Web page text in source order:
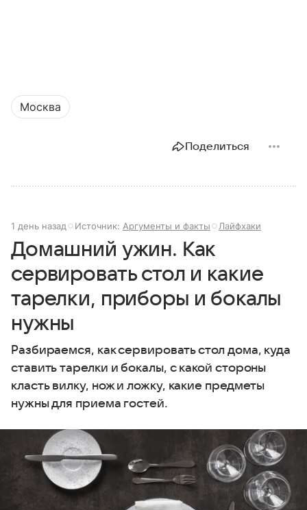
Москва
Поделиться
1 день назад Источник: Аргументы и факты Лайфхаки
Домашний ужин. Как
сервировать стол и какие
тарелки, приборы и бокалы
нужны
Разбираемся, как сервировать стол дома, куда
ставить тарелки и бокалы, с какой стороны
класть вилку, нож и ложку, какие предметы
нужны для приема гостей.